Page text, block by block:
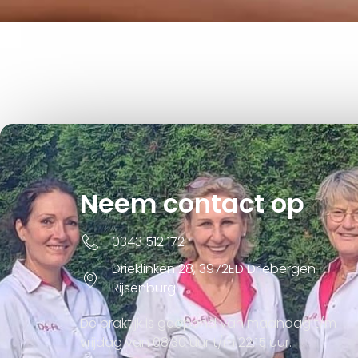
Neem contact op
0343 512 172
Drieklinken 28, 3972ED Driebergen-
Rijsenburg
De praktijk is geopend van maandag t/m
vrijdag van 08:30 uur t/m 22:15 uur.